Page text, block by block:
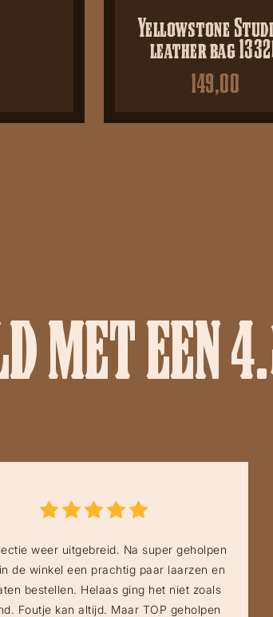
Yellowstone
leather bag
149,00
MET EEN
weer uitgebreid. Na super geholpen
de winkel een prachtig paar laarzen en
bestellen. Helaas ging het niet zoals
Foutje kan altijd. Maar TOP geholpen